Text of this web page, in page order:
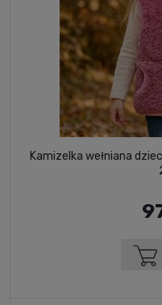
Kamizelka wełniana